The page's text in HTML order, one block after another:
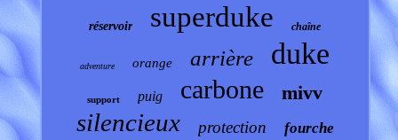
réservoir superduke chaîne
adventure orange arrière duke
support puig carbone mivv
silencieux protection fourche